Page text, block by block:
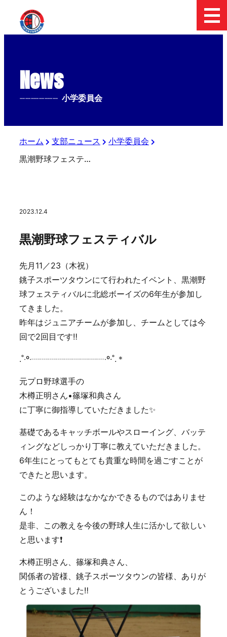
News
-------------- 小学委員会
ホーム 支部ニュース
小学委員会
黒潮野球フェスティバル
2023.12.4
黒潮野球フェスティバル
先月11／23（木祝）
銚子スポーツタウンにて行われたイベント、黒潮野
球フェスティバルに北総ボーイズの6年生が参加し
てきました。
昨年はジュニアチームが参加し、チームとしては今
回で2回目です‼️
.˚‧º‧┈┈┈┈┈┈┈┈┈‧º·˚.＊
元プロ野球選手の
木樽正明さん•篠塚和典さん
に丁寧に御指導していただきました✨
基礎であるキャッチボールやスローイング、バッテ
ィングなどしっかり丁寧に教えていただきました。
6年生にとってもとても貴重な時間を過ごすことが
できたと思います。
このような経験はなかなかできるものではありませ
ん！
是非、この教えを今後の野球人生に活かして欲しい
と思います❗️
木樽正明さん、篠塚和典さん、
関係者の皆様、銚子スポーツタウンの皆様、ありが
とうございました‼️